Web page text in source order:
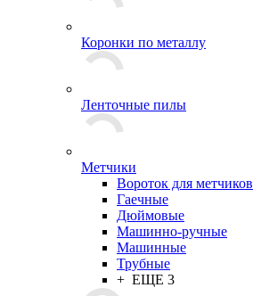
Коронки по металлу
Ленточные пилы
Метчики
Вороток для метчиков
Гаечные
Дюймовые
Машинно-ручные
Машинные
Трубные
+ ЕЩЕ 3